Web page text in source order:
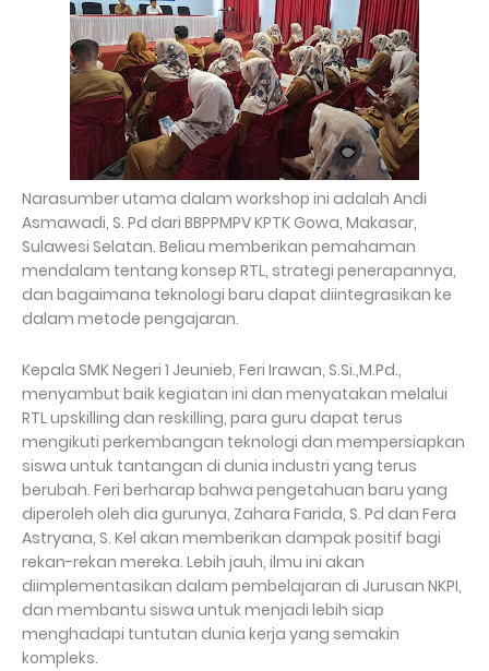
Narasumber utama dalam workshop ini adalah Andi
Asmawadi, S. Pd dari BBPPMPV KPTK Gowa, Makasar,
Sulawesi Selatan. Beliau memberikan pemahaman
mendalam tentang konsep RTL, strategi penerapannya,
dan bagaimana teknologi baru dapat diintegrasikan ke
dalam metode pengajaran.
Kepala SMK Negeri 1 Jeunieb, Feri Irawan, S.Si.,M.Pd.,
menyambut baik kegiatan ini dan menyatakan melalui
RTL upskilling dan reskilling, para guru dapat terus
mengikuti perkembangan teknologi dan mempersiapkan
siswa untuk tantangan di dunia industri yang terus
berubah. Feri berharap bahwa pengetahuan baru yang
diperoleh oleh dia gurunya, Zahara Farida, S. Pd dan Fera
Astryana, S. Kel akan memberikan dampak positif bagi
rekan-rekan mereka. Lebih jauh, ilmu ini akan
diimplementasikan dalam pembelajaran di Jurusan NKPI,
dan membantu siswa untuk menjadi lebih siap
menghadapi tuntutan dunia kerja yang semakin
kompleks.